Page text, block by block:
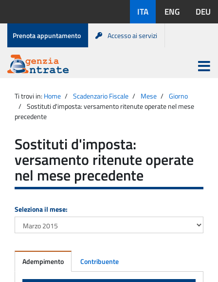
contenuto
disponibili:
ITA ENG DEU
Menu
di
servizio
Prenota appuntamento Accesso ai servizi
Agenzia
Entrate
Apri
menu
principale
Ti trovi in: Home Scadenzario Fiscale Mese
Giorno
Sostituti d'imposta: versamento ritenute operate nel mese
precedente
Sostituti d'imposta:
versamento ritenute operate
nel mese precedente
Seleziona il mese:
Adempimento Contribuente